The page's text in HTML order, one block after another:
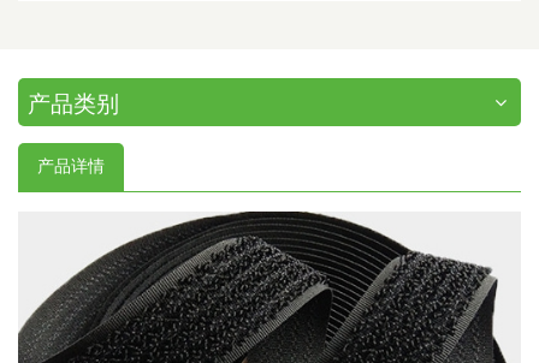
产品类别
产品详情